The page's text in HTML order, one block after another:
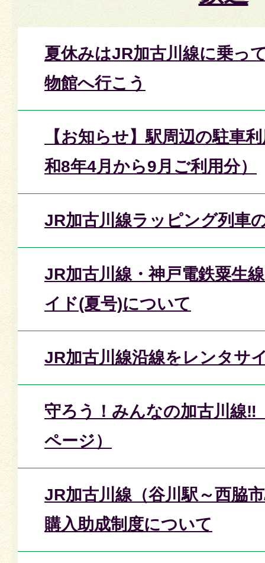
夏休みはJR加古川線に乗っ
物館へ行こう
【お知らせ】駅周辺の駐車
和8年4月から9月ご利用分）
JR加古川線ラッピング列車
JR加古川線・神戸電鉄粟生
イド(夏号)について
JR加古川線沿線をレンタサ
守ろう！みんなの加古川線‼
ページ）
JR加古川線（谷川駅～西脇
購入助成制度について